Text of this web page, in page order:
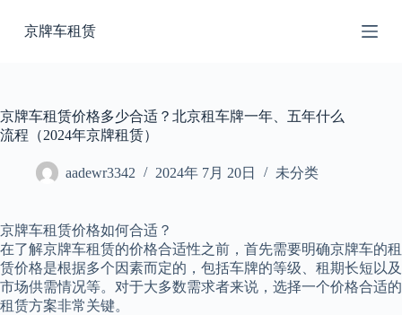
过
京牌车租赁
京牌车租赁价格多少合适？北京租车牌一年、五年什么
流程（2024年京牌租赁）
aadewr3342 2024年 7月 20日 未分类
京牌车租赁价格如何合适？
在了解京牌车租赁的价格合适性之前，首先需要明确京牌车的租
赁价格是根据多个因素而定的，包括车牌的等级、租期长短以及
市场供需情况等。对于大多数需求者来说，选择一个价格合适的
租赁方案非常关键。